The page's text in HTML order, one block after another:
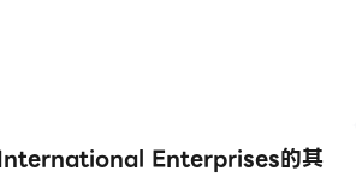
Enterprises的其